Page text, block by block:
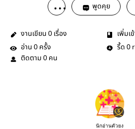
พูดคุย
งานเขียน 0 เรื่อง เพิ่มเ
อ่าน 0 ครั้ง รี้ด 0
ติดตาม 0 คน
นักอ่านตัวยง